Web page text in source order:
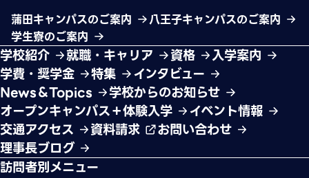
蒲田キャンパスのご案内
八王子キャンパスのご案内
学生寮のご案内
学校紹介 就職・キャリア 資格
入学案内
学費・奨学金
特集
インタビュー
News＆Topics
学校からのお知らせ
オープンキャンパス＋体験入学
イベント情報
交通アクセス
資料請求
お問い合わせ
理事長ブログ
訪問者別メニュー